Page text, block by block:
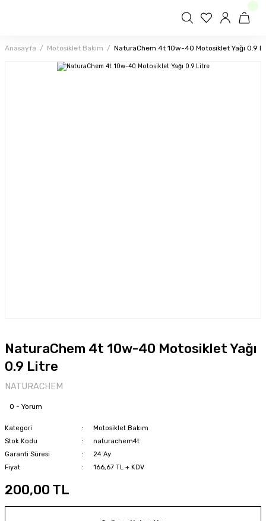
Anasayfa Motosiklet Bakım NaturaChem 4t 10w-40 Motosiklet Yağı 0.9
NaturaChem 4t 10w-40 Motosiklet Yağı
0.9 Litre
NATURACHEM
0 - Yorum
Kategori
Motosiklet Bakım
Stok Kodu
naturachem4t
Garanti Süresi
24 Ay
Fiyat
166,67 TL + KDV
200,00 TL